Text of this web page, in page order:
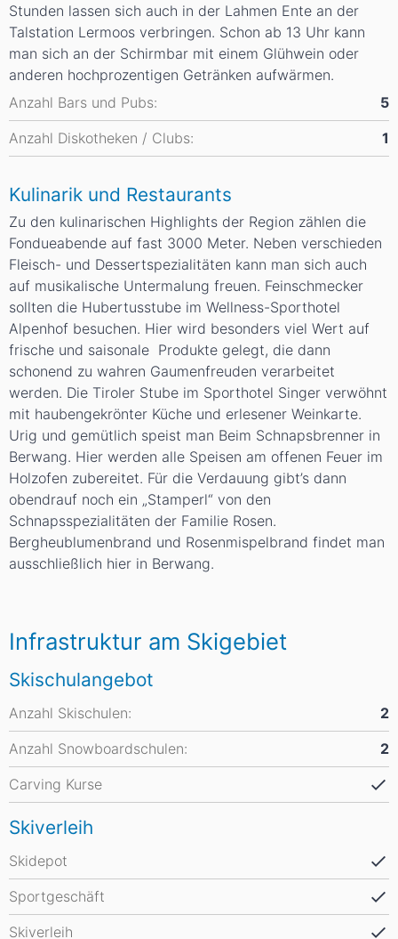
Stunden lassen sich auch in der Lahmen Ente an der
Talstation Lermoos verbringen. Schon ab 13 Uhr kann
man sich an der Schirmbar mit einem Glühwein oder
anderen hochprozentigen Getränken aufwärmen.
Anzahl Bars und Pubs:
5
Anzahl Diskotheken / Clubs:
1
Kulinarik und Restaurants
Zu den kulinarischen Highlights der Region zählen die
Fondueabende auf fast 3000 Meter. Neben verschieden
Fleisch- und Dessertspezialitäten kann man sich auch
auf musikalische Untermalung freuen. Feinschmecker
sollten die Hubertusstube im Wellness-Sporthotel
Alpenhof besuchen. Hier wird besonders viel Wert auf
frische und saisonale Produkte gelegt, die dann
schonend zu wahren Gaumenfreuden verarbeitet
werden. Die Tiroler Stube im Sporthotel Singer verwöhnt
mit haubengekrönter Küche und erlesener Weinkarte.
Urig und gemütlich speist man Beim Schnapsbrenner in
Berwang. Hier werden alle Speisen am offenen Feuer im
Holzofen zubereitet. Für die Verdauung gibt’s dann
obendrauf noch ein „Stamperl“ von den
Schnapsspezialitäten der Familie Rosen.
Bergheublumenbrand und Rosenmispelbrand findet man
ausschließlich hier in Berwang.
Infrastruktur am Skigebiet
Skischulangebot
Anzahl Skischulen:
2
Anzahl Snowboardschulen:
2
Carving Kurse
Skiverleih
Skidepot
Sportgeschäft
Skiverleih